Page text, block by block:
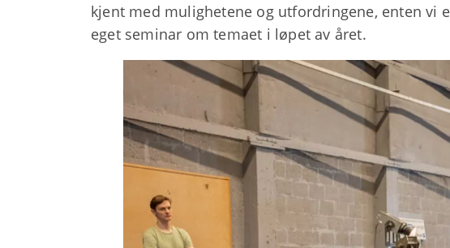
kjent med mulighetene og utfordringene, enten vi
eget seminar om temaet i løpet av året.